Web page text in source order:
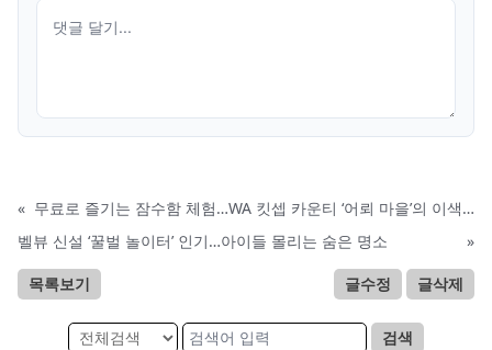
«
무료로 즐기는 잠수함 체험…WA 킷셉 카운티 ‘어뢰 마을’의 이색 나들이
벨뷰 신설 ‘꿀벌 놀이터’ 인기…아이들 몰리는 숨은 명소
»
목록보기 글수정 글삭제
검색